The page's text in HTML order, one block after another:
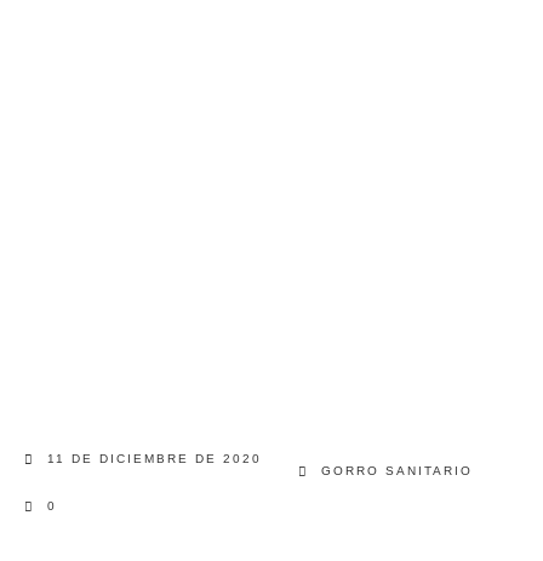
11 DE DICIEMBRE DE 2020
GORRO SANITARIO
0